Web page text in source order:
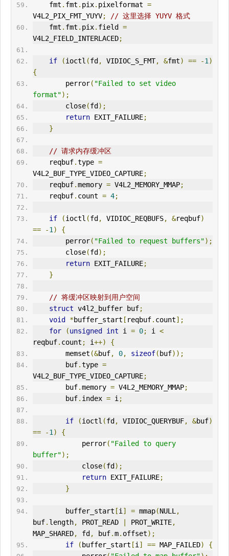
    fmt
. fmt . pix. pixelformat =
V4L2_PIX_FMT_YUYV;
// 这里选择 YUYV 格式
    fmt
. fmt . pix. field =
V4L2_FIELD_ INTERLACED;
if (ioctl (fd , VIDIOC_S_FMT, &fmt) == -1 )
{
        perror
( "Failed to set video
format");
        close
(fd );
return EXIT_FAILURE;
}
// 请求内存缓冲区
    reqbuf
.type =
V4L2_BUF_TYPE_VIDEO_CAPTURE;
    reqbuf
.memory = V4L2_MEMORY_MMAP;
    reqbuf
. count = 4;
if (ioctl (fd , VIDIOC_REQBUFS, &reqbuf)
==
-1 )
{
        perror
( "Failed to request buffers");
        close
(fd );
return EXIT_FAILURE;
}
// 将缓冲区映射到用户空间
struct v4l2_buffer buf;
void
*buffer_start [ reqbuf. count];
for
(unsigned int i = 0; i <
reqbuf. count ; i++)
{
        memset
(&buf, 0, sizeof( buf));
        buf
.type =
V4L2_BUF_TYPE_VIDEO_CAPTURE;
        buf
.memory = V4L2_MEMORY_MMAP;
        buf
. index = i ;
if (ioctl (fd , VIDIOC_QUERYBUF, &buf)
==
-1 )
{
            perror
( "Failed to query
buffer");
            close
(fd );
return EXIT_FAILURE;
}
        buffer_start
[i ] = mmap(NULL ,
buf. length, PROT_READ PROT_ WRITE,
MAP_SHARED, fd , buf.m. offset);
if
( buffer_start [i ] == MAP_FAILED)
{